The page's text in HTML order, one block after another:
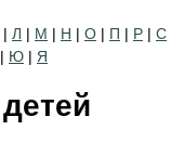
| Л | М | Н | О | П | Р | С
| Ю | Я